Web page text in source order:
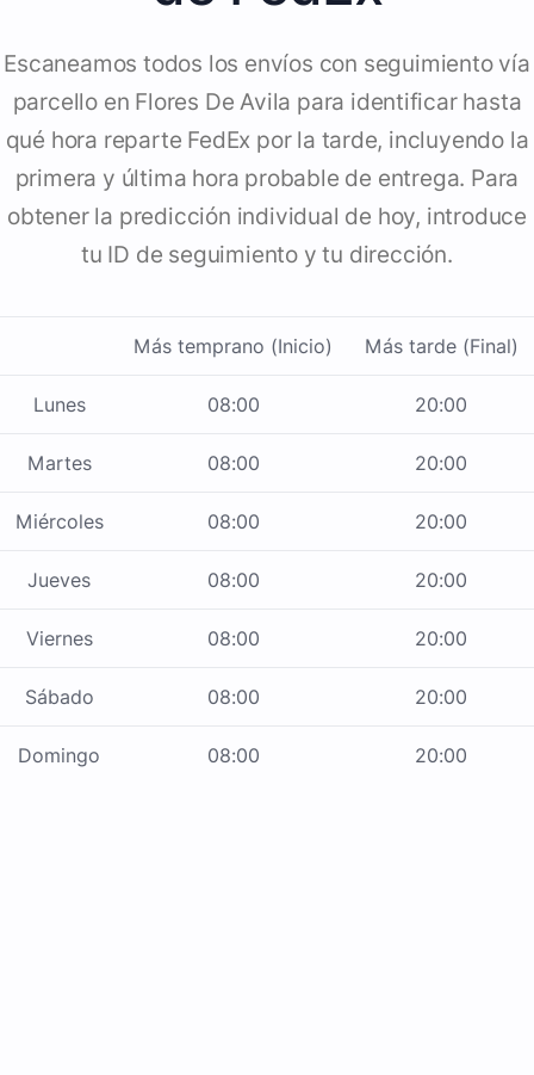
Escaneamos todos los envíos con seguimiento vía
parcello en Flores De Avila para identificar hasta
qué hora reparte FedEx por la tarde, incluyendo la
primera y última hora probable de entrega. Para
obtener la predicción individual de hoy, introduce
tu ID de seguimiento y tu dirección.
Más temprano (Inicio) Más tarde (Final)
Lunes 08:00 20:00
Martes 08:00 20:00
Miércoles 08:00 20:00
Jueves 08:00 20:00
Viernes 08:00 20:00
Sábado 08:00 20:00
Domingo 08:00 20:00